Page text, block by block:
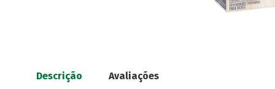
Descrição Avaliações